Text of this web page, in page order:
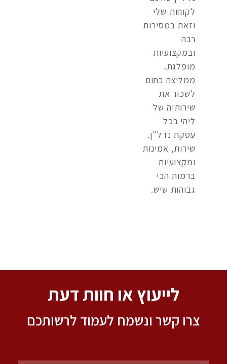
לקוחות שלי
וזאת במסירות
רבה
ובמקצועיות
מופלגת.
ממליצה בחום
לשכור את
שירותיה של
ליהי בכל
עסקת נדל"ן.
שירות, אמינות
ומקצועיות
ברמות הכי
גבוהות שיש.
לייעוץ או חוות דעת
צרו קשר ונשמח לעמוד לרשותכם